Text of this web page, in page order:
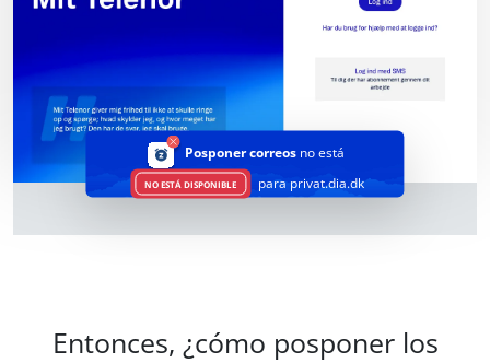
Posponer correos no está
NO ESTÁ DISPONIBLE para privat.dia.dk
Entonces, ¿cómo posponer los